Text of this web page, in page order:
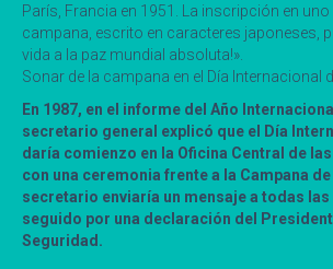
París, Francia en 1951. La inscripción en
campana, escrito en caracteres japoneses,
vida a la paz mundial absoluta!».
Sonar de la campana en el Día Internacional
En 1987, en el informe del Año
secretario general explicó que el Día
daría comienzo en la Oficina Central de
con una ceremonia frente a la Campana de
secretario enviaría un mensaje a todas
seguido por una declaración del
Seguridad.